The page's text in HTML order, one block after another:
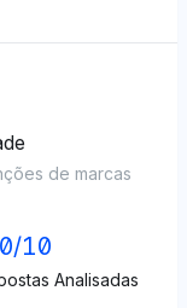
de marcas
10
Analisadas